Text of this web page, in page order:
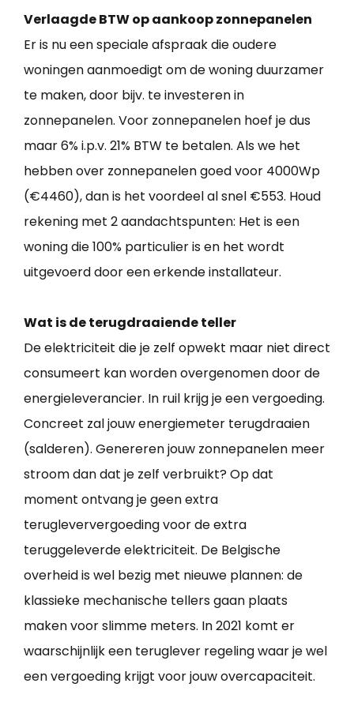
Verlaagde BTW op aankoop zonnepanelen
Er is nu een speciale afspraak die oudere
woningen aanmoedigt om de woning duurzamer
te maken, door bijv. te investeren in
zonnepanelen. Voor zonnepanelen hoef je dus
maar 6% i.p.v. 21% BTW te betalen. Als we het
hebben over zonnepanelen goed voor 4000Wp
(€4460), dan is het voordeel al snel €553. Houd
rekening met 2 aandachtspunten: Het is een
woning die 100% particulier is en het wordt
uitgevoerd door een erkende installateur.
Wat is de terugdraaiende teller
De elektriciteit die je zelf opwekt maar niet direct
consumeert kan worden overgenomen door de
energieleverancier. In ruil krijg je een vergoeding.
Concreet zal jouw energiemeter terugdraaien
(salderen). Genereren jouw zonnepanelen meer
stroom dan dat je zelf verbruikt? Op dat
moment ontvang je geen extra
terugleververgoeding voor de extra
teruggeleverde elektriciteit. De Belgische
overheid is wel bezig met nieuwe plannen: de
klassieke mechanische tellers gaan plaats
maken voor slimme meters. In 2021 komt er
waarschijnlijk een teruglever regeling waar je wel
een vergoeding krijgt voor jouw overcapaciteit.